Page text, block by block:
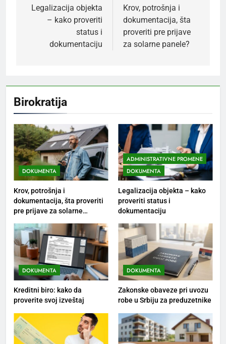
članka
Legalizacija objekta
– kako proveriti
status i
dokumentaciju
Krov, potrošnja i
dokumentacija, šta
proveriti pre prijave
za solarne panele?
Birokratija
DOKUMENTA
Krov, potrošnja i
dokumentacija, šta proveriti
pre prijave za solarne
ADMINISTRATIVNE PROMENE
DOKUMENTA
Legalizacija objekta – kako
proveriti status i
dokumentaciju
DOKUMENTA
Kreditni biro: kako da
proverite svoj izveštaj
DOKUMENTA
Zakonske obaveze pri uvozu
robe u Srbiju za preduzetnike